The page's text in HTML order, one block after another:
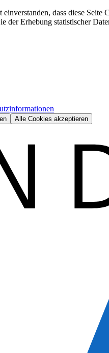
dass diese
Erhebung statistischer
Alle Cookies akzeptieren